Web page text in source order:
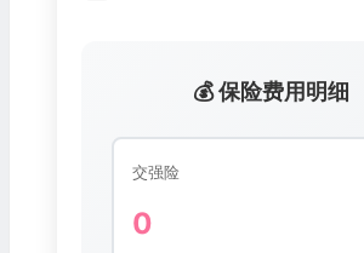
💰 保险费用明细
交强险
0